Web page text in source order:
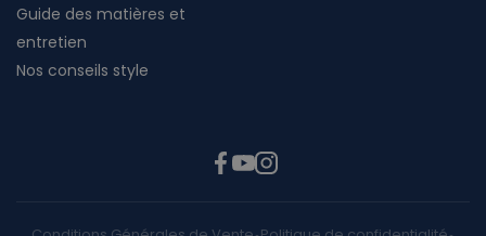
Guide des matières et
entretien
Nos conseils style